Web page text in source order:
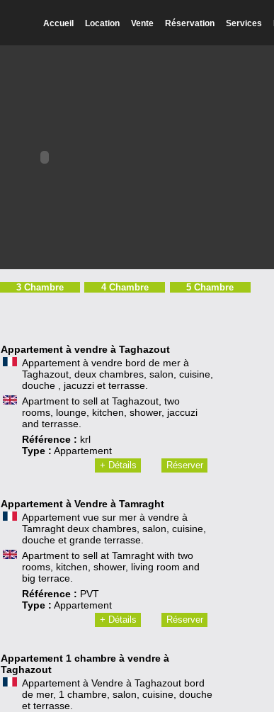
Accueil Location Vente Réservation Services
3 Chambre 4 Chambre 5 Chambre
Appartement à vendre à Taghazout
Appartement à vendre bord de mer à
Taghazout, deux chambres, salon, cuisine,
douche , jacuzzi et terrasse.
Apartment to sell at Taghazout, two
rooms, lounge, kitchen, shower, jaccuzi
and terrasse.
Référence : krl
Type : Appartement
+ Détails Réserver
Appartement à Vendre à Tamraght
Appartement vue sur mer à vendre à
Tamraght deux chambres, salon, cuisine,
douche et grande terrasse.
Apartment to sell at Tamraght with two
rooms, kitchen, shower, living room and
big terrace.
Référence : PVT
Type : Appartement
+ Détails Réserver
Appartement 1 chambre à vendre à
Taghazout
Appartement à Vendre à Taghazout bord
de mer, 1 chambre, salon, cuisine, douche
et terrasse.